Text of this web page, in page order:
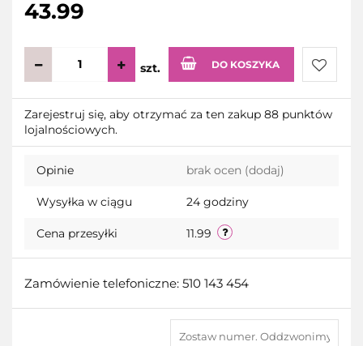
43.99
szt. DO KOSZYKA
Do
Zarejestruj się, aby otrzymać za ten zakup 88 punktów
lojalnościowych.
Opinie brak ocen (dodaj)
Wysyłka w ciągu 24 godziny
Cena przesyłki 11.99
Zamówienie telefoniczne: 510 143 454